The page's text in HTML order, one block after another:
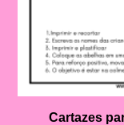
Cartazes